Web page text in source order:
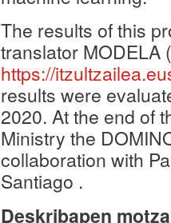
The results of this
translator MODELA (
https://
results were
2020. At the end of
Ministry the
collaboration with
Santiago .
Deskribapen